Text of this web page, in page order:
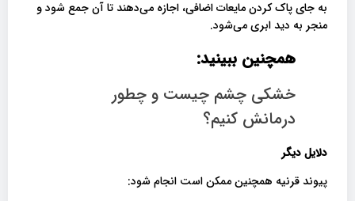
به جای پاک کردن مایعات اضافی، اجازه می‌دهند تا آن جمع شود و
منجر به دید ابری می‌شود.
همچنین ببینید:
خشکی چشم چیست و چطور
درمانش کنیم؟
دلایل دیگر
پیوند قرنیه همچنین ممکن است انجام شود: